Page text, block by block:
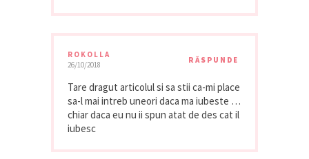
ROKOLLA
26/10/2018
RĂSPUNDE
Tare dragut articolul si sa stii ca-mi place
sa-l mai intreb uneori daca ma iubeste …
chiar daca eu nu ii spun atat de des cat il
iubesc